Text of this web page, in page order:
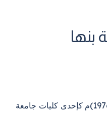
بنها
أنشئت كلية التربية ببنها عام (1976)م كإحدى كليات جامعة
الدراسي(2000) واستمرت الدراسة فيه إلى أن تم إنشاء